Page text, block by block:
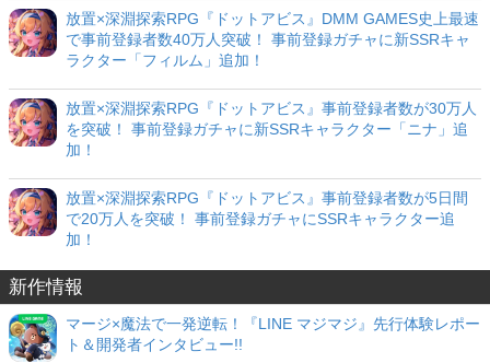
放置×深淵探索RPG『ドットアビス』DMM GAMES史上最速
で事前登録者数40万人突破！ 事前登録ガチャに新SSRキャ
ラクター「フィルム」追加！
放置×深淵探索RPG『ドットアビス』事前登録者数が30万人
を突破！ 事前登録ガチャに新SSRキャラクター「ニナ」追
加！
放置×深淵探索RPG『ドットアビス』事前登録者数が5日間
で20万人を突破！ 事前登録ガチャにSSRキャラクター追
加！
新作情報
マージ×魔法で一発逆転！『LINE マジマジ』先行体験レポー
ト＆開発者インタビュー!!